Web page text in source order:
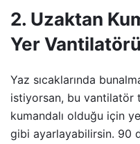
2. Uzaktan
Yer Vantilatörü
Yaz sıcaklarında
istiyorsan, bu vantilatör
kumandalı olduğu için
gibi ayarlayabilirsin. 90